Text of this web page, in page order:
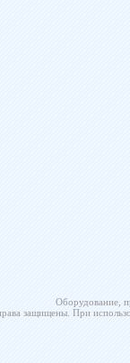
Оборудование,
защищены. При